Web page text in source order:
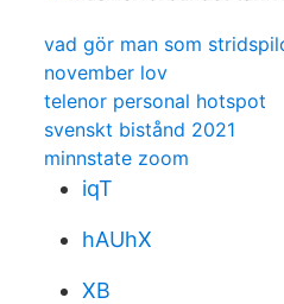
vad gör man som
november lov
telenor personal hotspot
svenskt bistånd 2021
minnstate zoom
iqT
hAUhX
XB